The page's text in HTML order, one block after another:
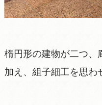
楕円形の建物が二つ、
加え、組子細工を思わ